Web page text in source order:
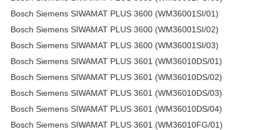
Bosch Siemens SIWAMAT PLUS 3600 (WM36001SI/01)
Bosch Siemens SIWAMAT PLUS 3600 (WM36001SI/02)
Bosch Siemens SIWAMAT PLUS 3600 (WM36001SI/03)
Bosch Siemens SIWAMAT PLUS 3601 (WM36010DS/01)
Bosch Siemens SIWAMAT PLUS 3601 (WM36010DS/02)
Bosch Siemens SIWAMAT PLUS 3601 (WM36010DS/03)
Bosch Siemens SIWAMAT PLUS 3601 (WM36010DS/04)
Bosch Siemens SIWAMAT PLUS 3601 (WM36010FG/01)